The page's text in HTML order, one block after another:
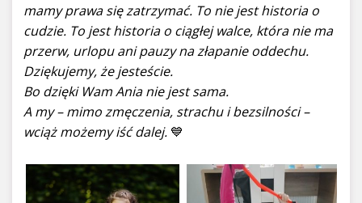
mamy prawa się zatrzymać. To nie jest historia o
cudzie. To jest historia o ciągłej walce, która nie ma
przerw, urlopu ani pauzy na złapanie oddechu.
Dziękujemy, że jesteście.
Bo dzięki Wam Ania nie jest sama.
A my – mimo zmęczenia, strachu i bezsilności –
wciąż możemy iść dalej. 💙